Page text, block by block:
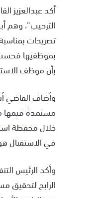
أكد عبدالعزيز
الترحيب”، وهم
بموظفيها
بأن موظف
وأضاف القاضي
مستمدةً قيمها
في الاستقبال
وأكد الرئيس